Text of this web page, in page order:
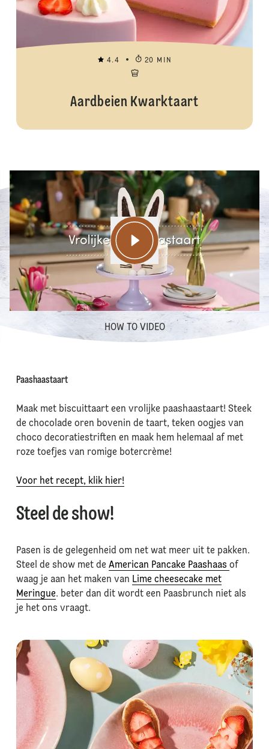
4.4 20 MIN
Aardbeien Kwarktaart
HOW TO VIDEO
Paashaastaart
Maak met biscuittaart een vrolijke paashaastaart! Steek
de chocolade oren bovenin de taart, teken oogjes van
choco decoratiestriften en maak hem helemaal af met
roze toefjes van romige botercrème!
Voor het recept, klik hier!
Steel de show!
Pasen is de gelegenheid om net wat meer uit te pakken.
Steel de show met de American Pancake Paashaas of
waag je aan het maken van Lime cheesecake met
Meringue. beter dan dit wordt een Paasbrunch niet als
je het ons vraagt.